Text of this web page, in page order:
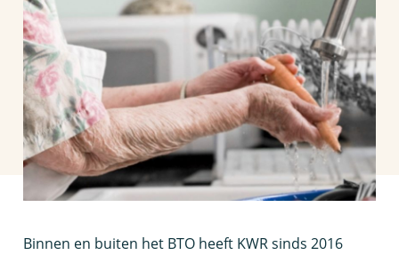
Binnen en buiten het BTO heeft KWR sinds 2016